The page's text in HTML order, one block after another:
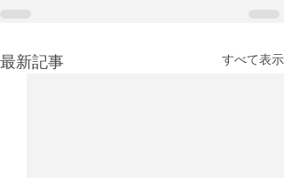
最新記事 すべて表示